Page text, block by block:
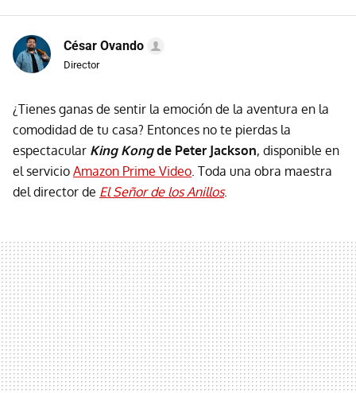
César Ovando
Director
¿Tienes ganas de sentir la emoción de la aventura en la
comodidad de tu casa? Entonces no te pierdas la
espectacular King Kongde Peter Jackson, disponible en
el servicio Amazon Prime Video. Toda una obra maestra
del director de El Señor de los Anillos.